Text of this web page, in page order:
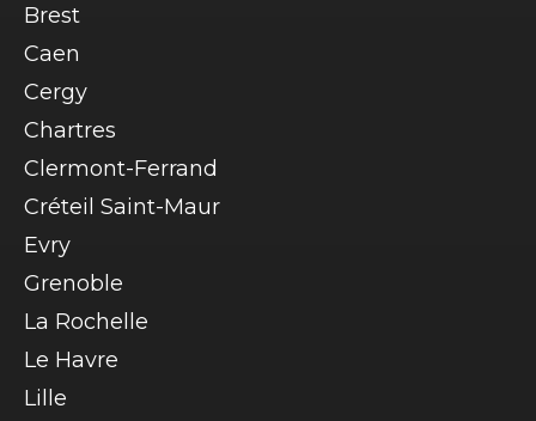
Brest
Caen
Cergy
Chartres
Clermont-Ferrand
Créteil Saint-Maur
Evry
Grenoble
La Rochelle
Le Havre
Lille